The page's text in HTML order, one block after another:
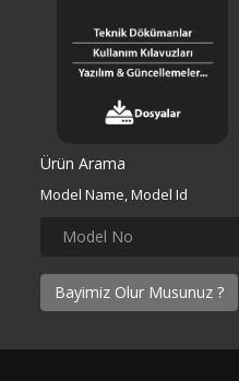
Ürün Arama
Model Name, Model Id
Bayimiz Olur Musunuz ?